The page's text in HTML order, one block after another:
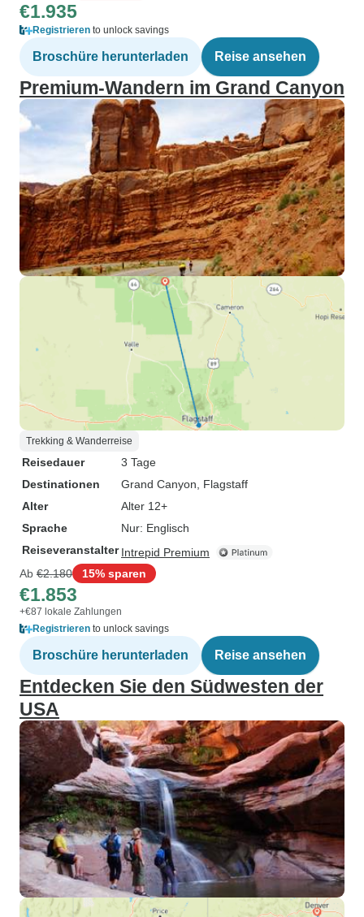
€1.935
Registrieren to unlock savings
Broschüre herunterladen Reise ansehen
Premium-Wandern im Grand Canyon
Trekking & Wanderreise
Reisedauer
3 Tage
Destinationen
Grand Canyon , Flagstaff
Alter
Alter 12+
Sprache
Nur: Englisch
Reiseveranstalter Intrepid Premium
Ab €2.180 15% sparen
€1.853
+€87 lokale Zahlungen
Registrieren to unlock savings
Broschüre herunterladen Reise ansehen
Entdecken Sie den Südwesten der
USA